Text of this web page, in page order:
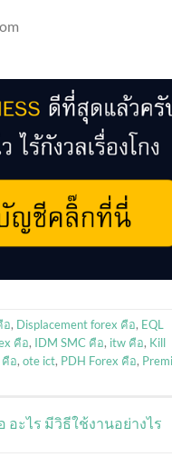
อ, Displacement forex คือ, EQL
คือ, IDM SMC คือ, itw คือ, Kill
คือ, ote ict, PDH Forex คือ,
อะไร มีวิธีใช้งานอย่างไร